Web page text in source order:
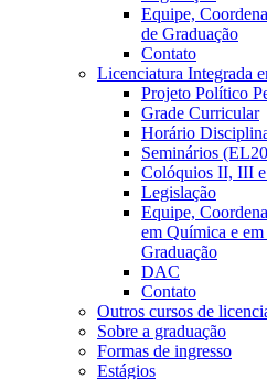
Equipe,
de Graduação
Contato
Licenciatura Integrada
Projeto Político
Grade Curricular
Horário
Seminários
Colóquios II, III
Legislação
Equipe,
em Química e
Graduação
DAC
Contato
Outros cursos de
Sobre a graduação
Formas de ingresso
Estágios